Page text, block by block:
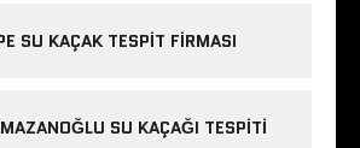
SU KAÇAK TESPIT FIRMASI
SU KAÇAĞI TESPITI